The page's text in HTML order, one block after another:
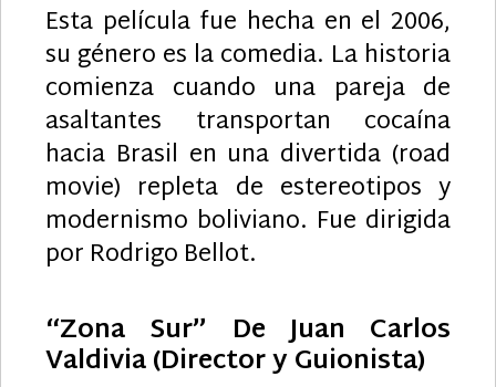
Esta película fue hecha en el 2006,
su género es la comedia. La historia
comienza cuando una pareja de
asaltantes transportan cocaína
hacia Brasil en una divertida (road
movie) repleta de estereotipos y
modernismo boliviano. Fue dirigida
por Rodrigo Bellot.
“Zona Sur” De Juan Carlos
Valdivia (Director y Guionista)